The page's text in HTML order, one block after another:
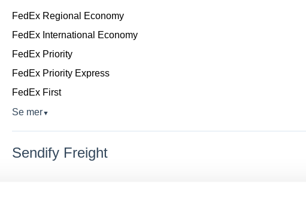
FedEx Regional Economy
FedEx International Economy
FedEx Priority
FedEx Priority Express
FedEx First
Se mer▼
Sendify Freight